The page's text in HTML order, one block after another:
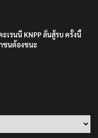
เรนนี KNPP ลั่นสู้รบ ครั้งนี้
ชนต้องชนะ